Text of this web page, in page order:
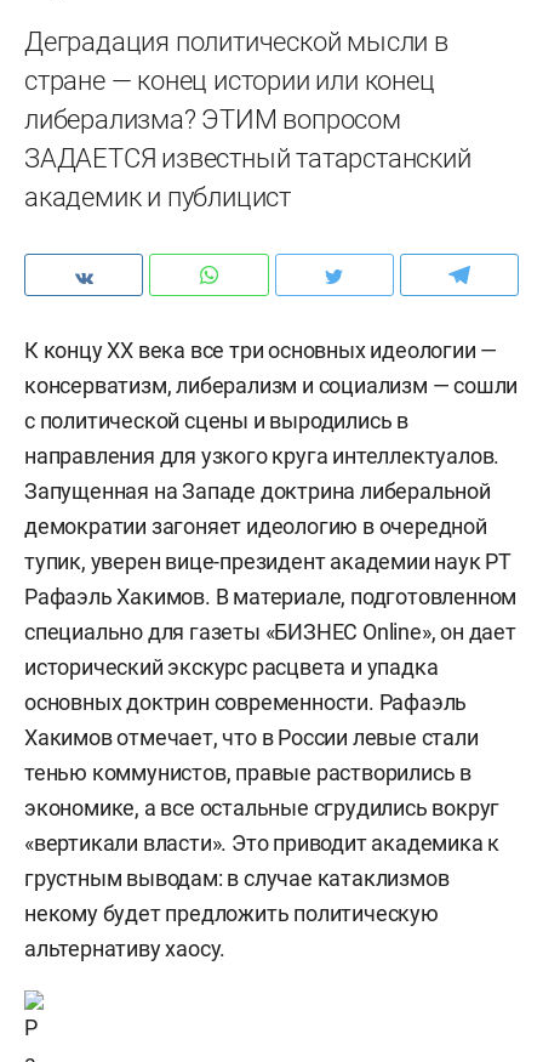
Деградация политической мысли в
стране — конец истории или конец
либерализма? ЭТИМ вопросом
ЗАДАЕТСЯ известный татарстанский
академик и публицист
К концу ХХ века все три основных идеологии —
консерватизм, либерализм и социализм — сошли
с политической сцены и выродились в
направления для узкого круга интеллектуалов.
Запущенная на Западе доктрина либеральной
демократии загоняет идеологию в очередной
тупик, уверен вице-президент академии наук РТ
Рафаэль Хакимов. В материале, подготовленном
специально для газеты «БИЗНЕС Online», он дает
исторический экскурс расцвета и упадка
основных доктрин современности. Рафаэль
Хакимов отмечает, что в России левые стали
тенью коммунистов, правые растворились в
экономике, а все остальные сгрудились вокруг
«вертикали власти». Это приводит академика к
грустным выводам: в случае катаклизмов
некому будет предложить политическую
альтернативу хаосу.